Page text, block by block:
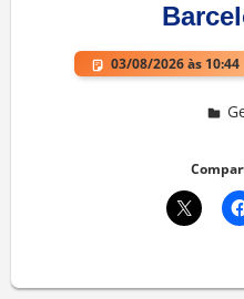
03/08/2026 às 10:44